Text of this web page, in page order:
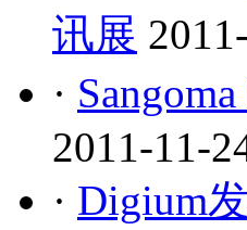
讯展
·
2011-11-
· Digium